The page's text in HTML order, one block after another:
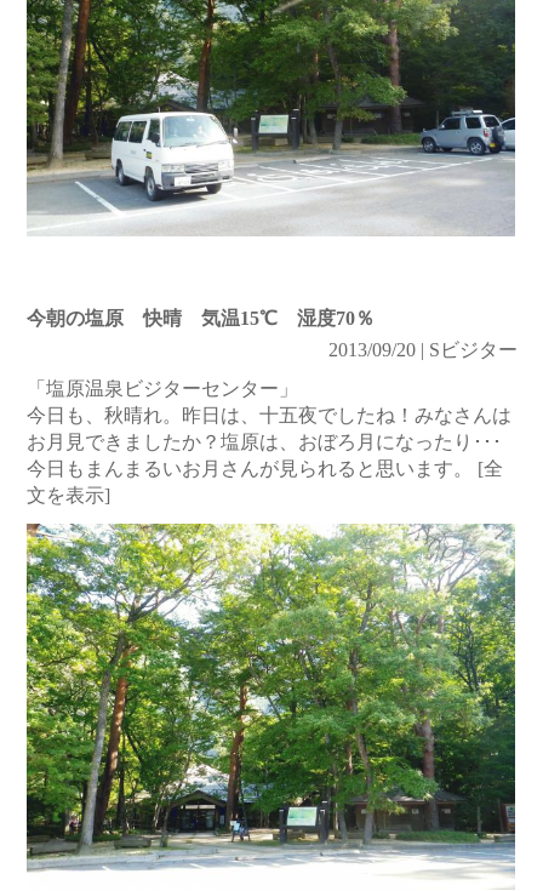
今朝の塩原 快晴 気温15℃ 湿度70％
2013/09/20 | Sビジター
「塩原温泉ビジターセンター」
今日も、秋晴れ。昨日は、十五夜でしたね！みなさんは
お月見できましたか？塩原は、おぼろ月になったり･･･
今日もまんまるいお月さんが見られると思います。 [全
文を表示]